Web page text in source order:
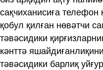
сақчиханисиға телефон
қобул қилған нөвәтчи
тәвәсидики
кәнттә
тәвәсидики барлиқ